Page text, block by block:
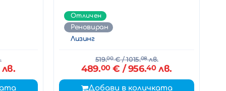
Отличен
Реновиран
Лизинг
519.00€/ 1015.08лв.
489.00€ / 956.40лв.
Добави в количката